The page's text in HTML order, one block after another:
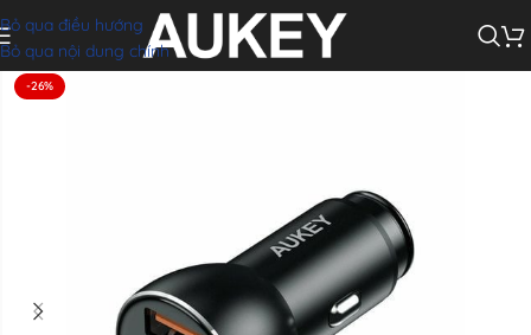
Bỏ qua điều hướng
Bỏ qua nội dung chính
Home»Tẩu sạc xe hơi » Aukey CC-Y48 Sạc oto Công suất 48W
-26%